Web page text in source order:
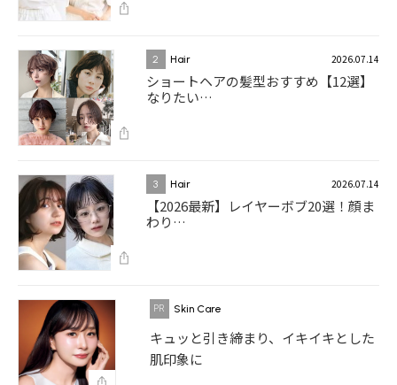
2 Hair 2026.07.14
ショートヘアの髪型おすすめ【12選】
なりたい…
3 Hair 2026.07.14
【2026最新】レイヤーボブ20選！顔ま
わり…
Skin Care
キュッと引き締まり、イキイキとした
肌印象に